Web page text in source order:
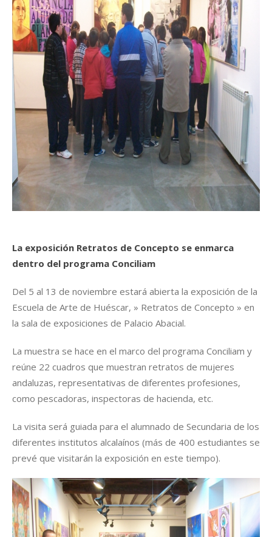
La exposición Retratos de Concepto se enmarca
dentro del programa Conciliam
Del 5 al 13 de noviembre estará abierta la exposición de la
Escuela de Arte de Huéscar, » Retratos de Concepto » en
la sala de exposiciones de Palacio Abacial.
La muestra se hace en el marco del programa Conciliam y
reúne 22 cuadros que muestran retratos de mujeres
andaluzas, representativas de diferentes profesiones,
como pescadoras, inspectoras de hacienda, etc.
La visita será guiada para el alumnado de Secundaria de los
diferentes institutos alcalaínos (más de 400 estudiantes se
prevé que visitarán la exposición en este tiempo).